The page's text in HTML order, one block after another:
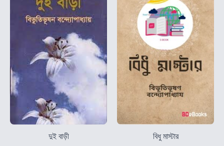
দুই বাড়ী বিধু মাস্টার